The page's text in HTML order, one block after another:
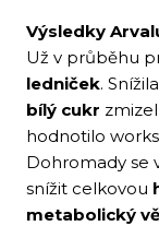
Výsledky
Už v průběhu
ledniček.
bílý cukr
hodnotilo
Dohromady se
snížit celkovou
metabolický